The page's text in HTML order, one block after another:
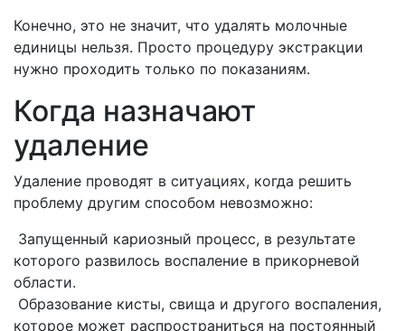
Конечно, это не значит, что удалять молочные
единицы нельзя. Просто процедуру экстракции
нужно проходить только по показаниям.
Когда назначают
удаление
Удаление проводят в ситуациях, когда решить
проблему другим способом невозможно:
Запущенный кариозный процесс, в результате
которого развилось воспаление в прикорневой
области.
Образование кисты, свища и другого воспаления,
которое может распространиться на постоянный